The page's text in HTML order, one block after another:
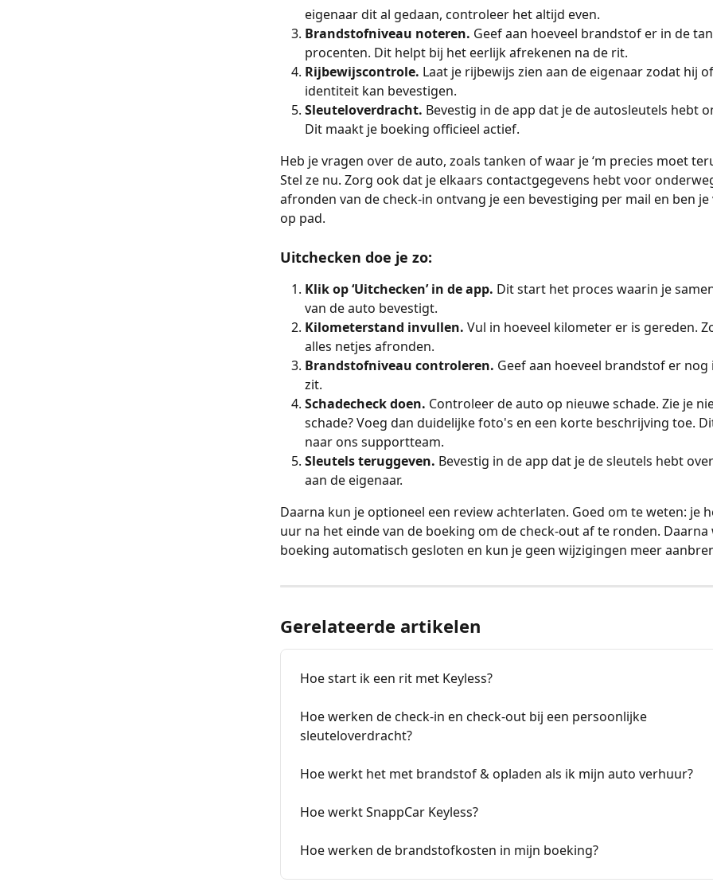
eigenaar dit al gedaan, controleer het altijd even.
Brandstofniveau noteren. Geef aan hoeveel brandstof er in de
procenten. Dit helpt bij het eerlijk afrekenen na de rit.
Rijbewijscontrole. Laat je rijbewijs zien aan de eigenaar zodat hij
identiteit kan bevestigen.
Sleuteloverdracht. Bevestig in de app dat je de autosleutels hebt
Dit maakt je boeking officieel actief.
Heb je vragen over de auto, zoals tanken of waar je ‘m precies moet
Stel ze nu. Zorg ook dat je elkaars contactgegevens hebt voor
afronden van de check-in ontvang je een bevestiging per mail en ben je
op pad.
Uitchecken doe je zo:
Klik op ‘Uitchecken’ in de app. Dit start het proces waarin je
van de auto bevestigt.
Kilometerstand invullen. Vul in hoeveel kilometer er is gereden.
alles netjes afronden.
Brandstofniveau controleren. Geef aan hoeveel brandstof er nog
zit.
Schadecheck doen. Controleer de auto op nieuwe schade. Zie je
schade? Voeg dan duidelijke foto's en een korte beschrijving toe.
naar ons supportteam.
Sleutels teruggeven. Bevestig in de app dat je de sleutels hebt
aan de eigenaar.
Daarna kun je optioneel een review achterlaten. Goed om te weten: je
uur na het einde van de boeking om de check-out af te ronden.
boeking automatisch gesloten en kun je geen wijzigingen meer
Gerelateerde artikelen
Hoe start ik een rit met Keyless?
Hoe werken de check-in en check-out bij een persoonlijke
sleuteloverdracht?
Hoe werkt het met brandstof & opladen als ik mijn auto verhuur?
Hoe werkt SnappCar Keyless?
Hoe werken de brandstofkosten in mijn boeking?